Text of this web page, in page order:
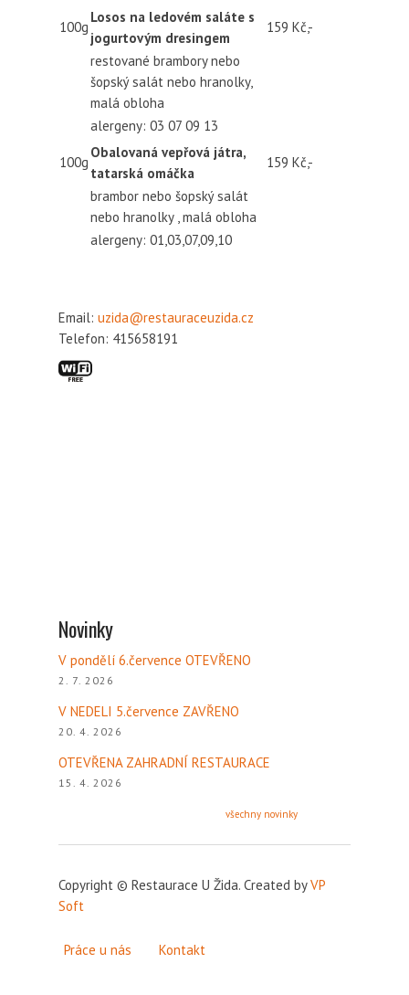
100g
Losos na ledovém saláte s
jogurtovým dresingem
159 Kč,-
restované brambory nebo
šopský salát nebo hranolky,
malá obloha
alergeny: 03 07 09 13
100g
Obalovaná vepřová játra,
tatarská omáčka
159 Kč,-
brambor nebo šopský salát
nebo hranolky , malá obloha
alergeny: 01,03,07,09,10
Email: uzida@restauraceuzida.cz
Telefon: 415658191
Novinky
V pondělí 6.července OTEVŘENO
2. 7. 2026
V NEDELI 5.července ZAVŘENO
20. 4. 2026
OTEVŘENA ZAHRADNÍ RESTAURACE
15. 4. 2026
všechny novinky
Copyright © Restaurace U Žida. Created byVP
Soft
Práce u nás Kontakt